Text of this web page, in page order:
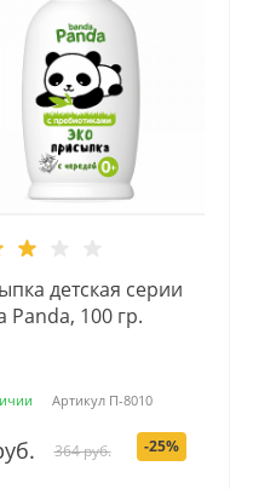
детская серии
Panda, 100 гр.
Артикул П-8010
364 руб. -25%